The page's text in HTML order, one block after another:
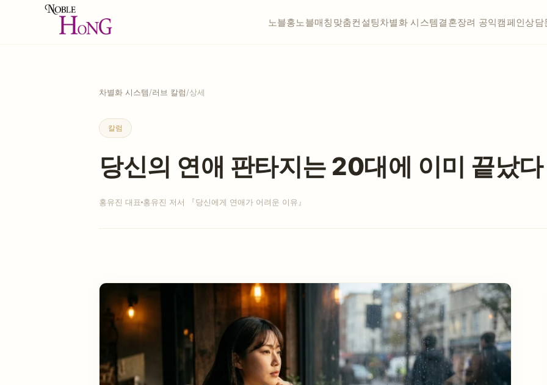
노블홍노블매칭 맞춤컨설팅차별화 시스템결혼장려 공익캠페인상담
차별화 시스템/러브 칼럼/상세
칼럼
당신의 연애 판타지는 20대에 이미 끝났다
홍유진 대표 홍유진 저서 『당신에게 연애가 어려운 이유』